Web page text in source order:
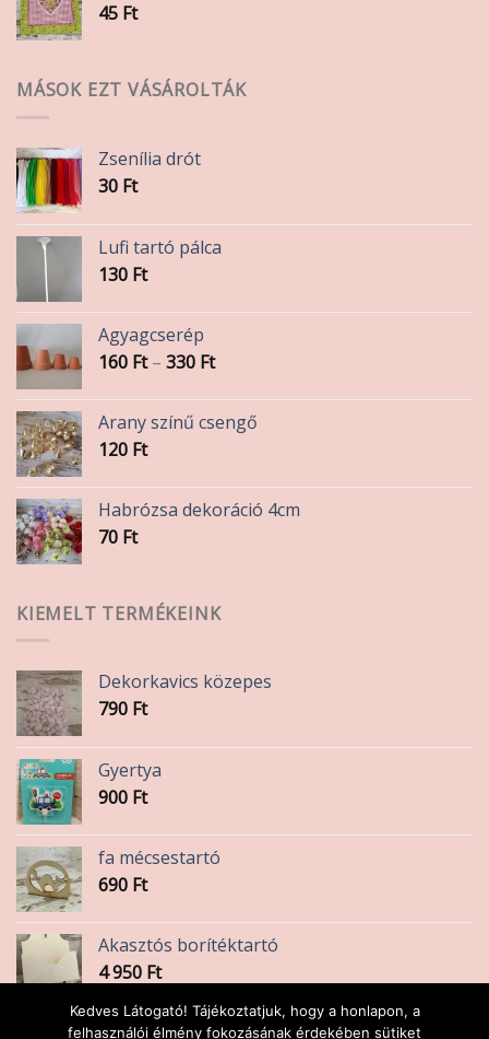
45 Ft
MÁSOK EZT VÁSÁROLTÁK
Zsenília drót
30 Ft
Lufi tartó pálca
130 Ft
Agyagcserép
160 Ft – 330 FtÁrtartomány:
-
330 Ft
Arany színű csengő
120 Ft
Habrózsa dekoráció 4cm
70 Ft
KIEMELT TERMÉKEINK
Dekorkavics közepes
790 Ft
Gyertya
900 Ft
fa mécsestartó
690 Ft
Akasztós borítéktartó
4 950 Ft
Gyertya
Kedves Látogató! Tájékoztatjuk, hogy a honlapon, a
felhasználói élmény fokozásának érdekében sütiket